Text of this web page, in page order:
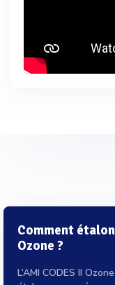
Comment
Ozone ?
L’AMI CODES II